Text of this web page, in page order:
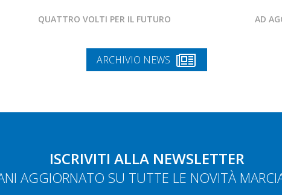
QUATTRO VOLTI PER IL FUTURO AD
ARCHIVIO NEWS
ISCRIVITI ALLA NEWSLETTER
AGGIORNATO SU TUTTE LE NOVITÀ